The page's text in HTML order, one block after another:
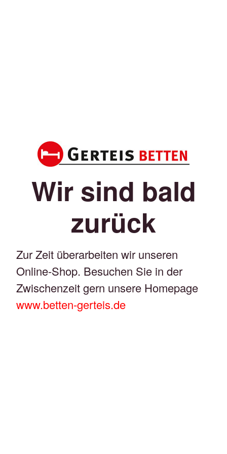
Wir sind bald
zurück
Zur Zeit überarbeiten wir unseren
Online-Shop. Besuchen Sie in der
Zwischenzeit gern unsere Homepage
www.betten-gerteis.de